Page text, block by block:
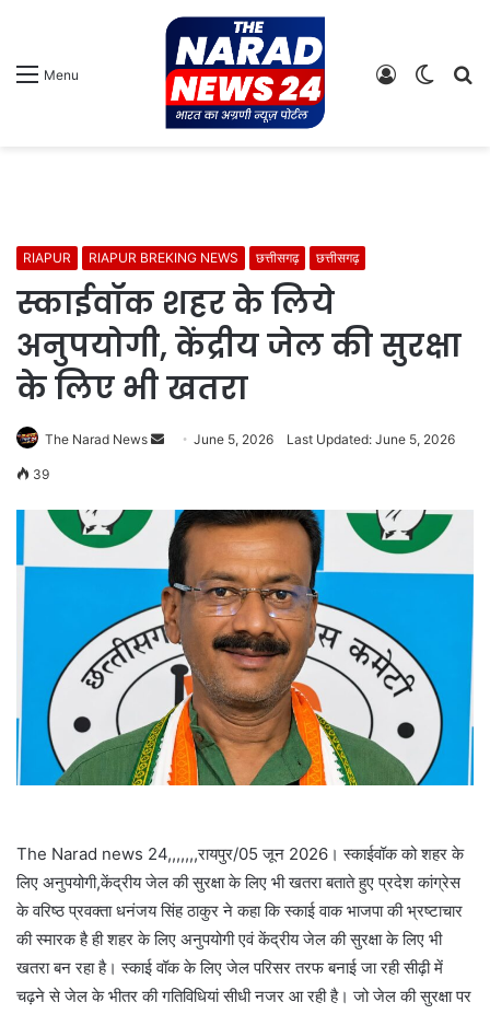
Menu
Switch
Log
RIAPUR RIAPUR BREKING NEWS छत्तीसगढ़ छत्तीसगढ़
स्काईवॉक शहर के लिये
अनुपयोगी, केंद्रीय जेल की सुरक्षा
के लिए भी खतरा
The Narad News
Send June 5, 2026 Last Updated: June 5, 2026
39
The Narad news 24,,,,,,,रायपुर/05 जून 2026। स्काईवॉक को शहर के
लिए अनुपयोगी,केंद्रीय जेल की सुरक्षा के लिए भी खतरा बताते हुए प्रदेश कांग्रेस
के वरिष्ठ प्रवक्ता धनंजय सिंह ठाकुर ने कहा कि स्काई वाक भाजपा की भ्रष्टाचार
की स्मारक है ही शहर के लिए अनुपयोगी एवं केंद्रीय जेल की सुरक्षा के लिए भी
खतरा बन रहा है। स्काई वॉक के लिए जेल परिसर तरफ बनाई जा रही सीढ़ी में
चढ़ने से जेल के भीतर की गतिविधियां सीधी नजर आ रही है। जो जेल की सुरक्षा पर